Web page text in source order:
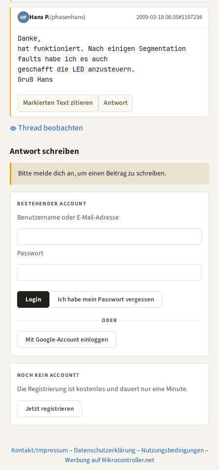
HP Hans P.(phasenhans) 2009-03-18 06:35#1197234
Danke,
hat funktioniert. Nach einigen Segmentation
faults habe ich es auch
geschafft die LED anzusteuern.
Gruß Hans
Markierten Text zitieren Antwort
Thread beobachten
Antwort schreiben
Bitte melde dich an, um einen Beitrag zu schreiben.
BESTEHENDER ACCOUNT
Benutzername oder E-Mail-Adresse
Passwort
ODER
Mit Google-Account einloggen
NOCH KEIN ACCOUNT?
Die Registrierung ist kostenlos und dauert nur eine Minute.
Jetzt registrieren
Kontakt/Impressum– Datenschutzerklärung– Nutzungsbedingungen–
Werbung auf Mikrocontroller.net